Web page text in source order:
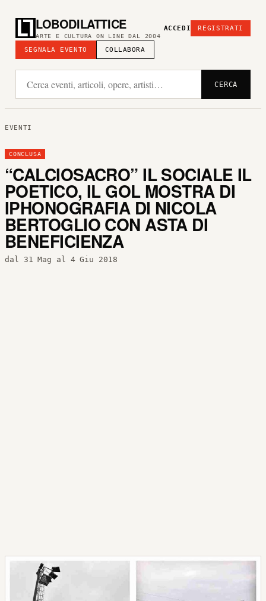
LOBODILATTICE
ARTE E CULTURA ON LINE DAL 2004
SEGNALA EVENTO COLLABORA
ACCEDI REGISTRATI
CERCA
EVENTI
CONCLUSA
“CALCIOSACRO” IL SOCIALE IL
POETICO, IL GOL MOSTRA DI
IPHONOGRAFIA DI NICOLA
BERTOGLIO CON ASTA DI
BENEFICIENZA
dal 31 Mag al 4 Giu 2018